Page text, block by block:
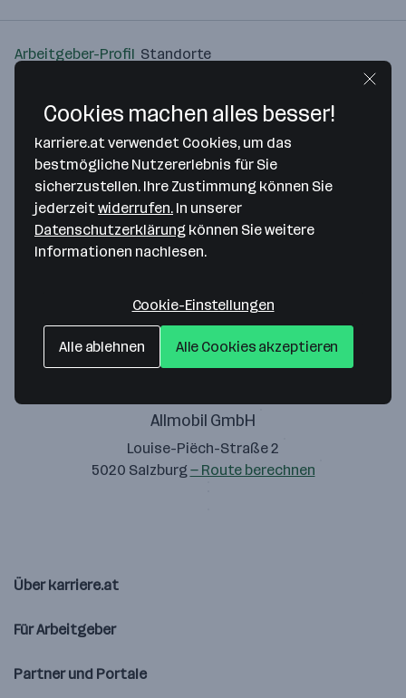
Arbeitgeber-Profil Standorte
Bitte stimme unseren Cookie-
Richtlinien zu, um diese Karte
anzuzeigen.
Allmobil GmbH
Louise-Piëch-Straße 2
5020 Salzburg — Route berechnen
Über karriere.at
Für Arbeitgeber
Partner und Portale
Cookies machen alles besser!
karriere.at verwendet Cookies, um das
bestmögliche Nutzererlebnis für Sie
sicherzustellen. Ihre Zustimmung können Sie
jederzeitwiderrufen. In unserer
Datenschutzerklärung können Sie weitere
Informationen nachlesen.
Cookie-Einstellungen
Alle ablehnen Alle Cookies akzeptieren